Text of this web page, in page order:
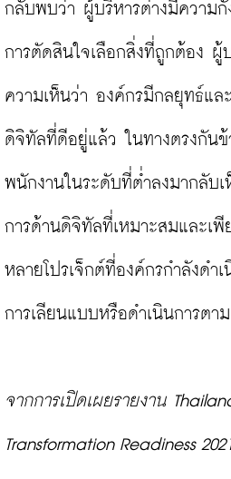
กลับพบว่า ผู้บริหารต่างมีความกั
การตัดสินใจเลือกสิ่งที่ถูกต้อง ผู้
ความเห็นว่า องค์กรมีกลยุทธ์แล
ดิจิทัลที่ดีอยู่แล้ว ในทางตรงกัน
พนักงานในระดับที่ต่ำลงมากลับ
การด้านดิจิทัลที่เหมาะสมและเ
หลายโปรเจ็กต์ที่องค์กรกำลังดำ
การเลียนแบบหรือดำเนินการตา
จากการเปิดเผยรายงาน
Transformation Readiness